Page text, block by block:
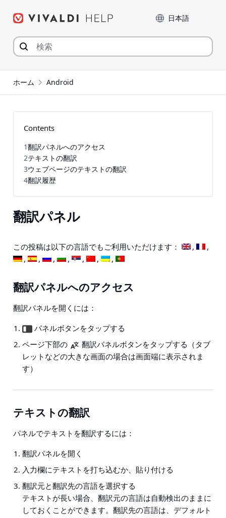
言語
ホーム Android
翻訳パネル
この投稿は以下の言語でもご利用いただけます：
翻訳パネルへのアクセス
翻訳パネルを開くには：
パネルボタンをタップする
ページ下部の
翻訳パネルボタンをタップする（タブ
レットなどの大きな画面の場合は画面端に表示されま
す）
テキストの翻訳
パネルでテキストを翻訳するには：
翻訳パネルを開く
入力欄にテキストを打ち込むか、貼り付ける
翻訳元と翻訳先の言語を選択する
テキストが長い場合、翻訳元の言語は自動検出のままに
しておくことができます。翻訳先の言語は、デフォルト
Contents
1翻訳パネルへのアクセス
2テキストの翻訳
3ウェブページのテキストの翻訳
4翻訳履歴